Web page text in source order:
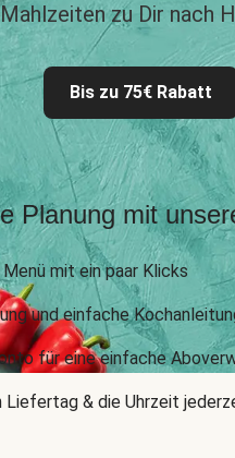
Mahlzeiten zu Dir nach
Bis zu 75€ Rabatt
Planung mit
mit ein paar Klicks
und einfache
für eine einfache
Liefertag & die Uhrzeit